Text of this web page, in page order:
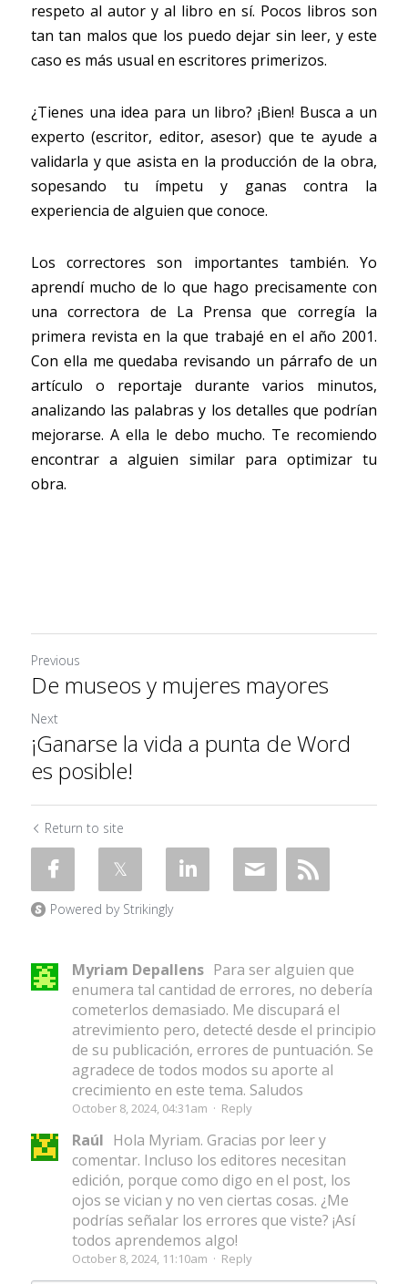
respeto al autor y al libro en sí. Pocos libros son
tan tan malos que los puedo dejar sin leer, y este
caso es más usual en escritores primerizos.
¿Tienes una idea para un libro? ¡Bien! Busca a un
experto (escritor, editor, asesor) que te ayude a
validarla y que asista en la producción de la obra,
sopesando tu ímpetu y ganas contra la
experiencia de alguien que conoce.
Los correctores son importantes también. Yo
aprendí mucho de lo que hago precisamente con
una correctora de La Prensa que corregía la
primera revista en la que trabajé en el año 2001.
Con ella me quedaba revisando un párrafo de un
artículo o reportaje durante varios minutos,
analizando las palabras y los detalles que podrían
mejorarse. A ella le debo mucho. Te recomiendo
encontrar a alguien similar para optimizar tu
obra.
Previous
De museos y mujeres mayores
Next
¡Ganarse la vida a punta de Word
es posible!
Return to site
Powered by Strikingly
Myriam Depallens Para ser alguien que
enumera tal cantidad de errores, no debería
cometerlos demasiado. Me discupará el
atrevimiento pero, detecté desde el principio
de su publicación, errores de puntuación. Se
agradece de todos modos su aporte al
crecimiento en este tema. Saludos
October 8, 2024, 04:31am · Reply
Raúl Hola Myriam. Gracias por leer y
comentar. Incluso los editores necesitan
edición, porque como digo en el post, los
ojos se vician y no ven ciertas cosas. ¿Me
podrías señalar los errores que viste? ¡Así
todos aprendemos algo!
October 8, 2024, 11:10am · Reply